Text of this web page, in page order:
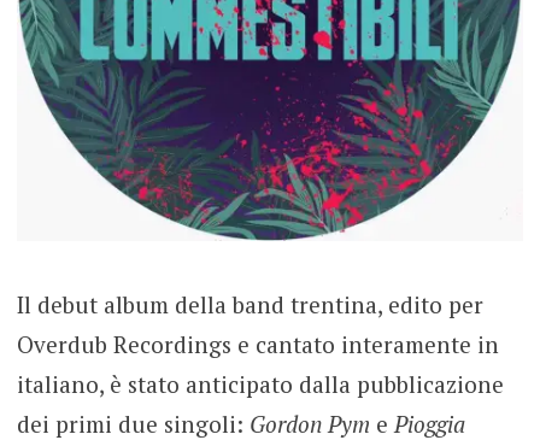
Il debut album della band trentina, edito per
Overdub Recordings e cantato interamente in
italiano, è stato anticipato dalla pubblicazione
dei primi due singoli: Gordon Pym e Pioggia